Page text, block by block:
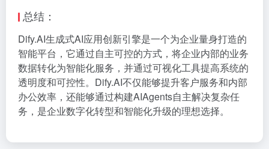
总结：
Dify.AI生成式AI应用创新引擎是一个为企业量身打造的
智能平台，它通过自主可控的方式，将企业内部的业务
数据转化为智能化服务，并通过可视化工具提高系统的
透明度和可控性。Dify.AI不仅能够提升客户服务和内部
办公效率，还能够通过构建AIAgents自主解决复杂任
务，是企业数字化转型和智能化升级的理想选择。